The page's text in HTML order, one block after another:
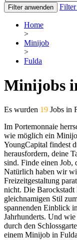
Filter anwenden Filter
Home
>
Minijob
>
Fulda
Minijobs
Es wurden 19 Jobs in
Im Portemonnaie
wie möglich ein
YoungCapital findest
herausfordern, deine
sind. Finde einen Job,
Natürlich haben wir
Freizeitgestaltung
nicht. Die Barockstadt
gleichnamigen Stil
spannenden Einblick
Jahrhunderts. Und
durch den
einem Minijob in